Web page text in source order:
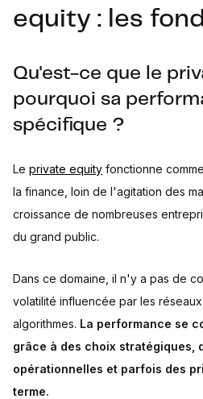
equity : les
Qu'est-ce que le
pourquoi sa
spécifique ?
Le private equity fonctionne
la finance, loin de l'agitation des
croissance de nombreuses
du grand public.
Dans ce domaine, il n'y a pas de
volatilité influencée par les
algorithmes. La performance se
grâce à des choix stratégiques,
opérationnelles et parfois des
terme.